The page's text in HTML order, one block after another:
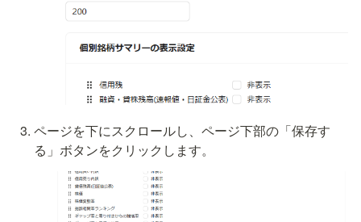
ページを下にスクロールし、ページ下部の「保存す
る」ボタンをクリックします。